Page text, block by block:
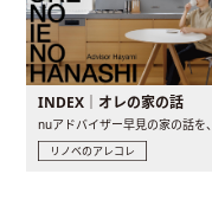
INDEX｜オレの家の話
リノベのアレコレ